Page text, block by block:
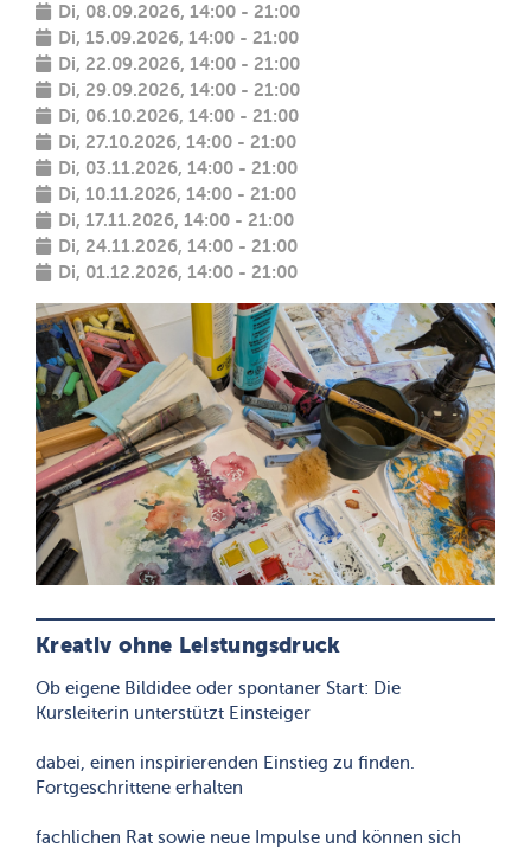
Di, 08.09.2026, 14:00 - 21:00
Di, 15.09.2026, 14:00 - 21:00
Di, 22.09.2026, 14:00 - 21:00
Di, 29.09.2026, 14:00 - 21:00
Di, 06.10.2026, 14:00 - 21:00
Di, 27.10.2026, 14:00 - 21:00
Di, 03.11.2026, 14:00 - 21:00
Di, 10.11.2026, 14:00 - 21:00
Di, 17.11.2026, 14:00 - 21:00
Di, 24.11.2026, 14:00 - 21:00
Di, 01.12.2026, 14:00 - 21:00
Kreativ ohne Leistungsdruck
Ob eigene Bildidee oder spontaner Start: Die
Kursleiterin unterstützt Einsteiger
dabei, einen inspirierenden Einstieg zu finden.
Fortgeschrittene erhalten
fachlichen Rat sowie neue Impulse und können sich